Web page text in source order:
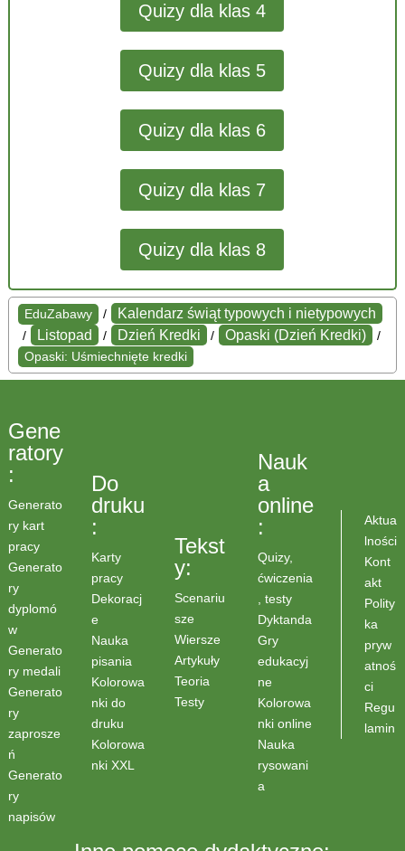
Quizy dla klas 4
Quizy dla klas 5
Quizy dla klas 6
Quizy dla klas 7
Quizy dla klas 8
EduZabawy / Kalendarz świąt typowych i nietypowych
/ Listopad / Dzień Kredki / Opaski (Dzień Kredki)
/
Opaski: Uśmiechnięte kredki
Gene
ratory
:
Generato
ry kart
pracy
Generato
ry
dyplomó
w
Generato
ry medali
Generato
ry
zaprosze
ń
Generato
ry
napisów
Do
druku
:
Karty
pracy
Dekoracj
e
Nauka
pisania
Kolorowa
nki do
druku
Kolorowa
nki XXL
Tekst
y:
Scenariu
sze
Wiersze
Artykuły
Teoria
Testy
Nauk
a
online
:
Quizy,
ćwiczenia
, testy
Dyktanda
Gry
edukacyj
ne
Kolorowa
nki online
Nauka
rysowani
a
Aktua
lności
Kont
akt
Polity
ka
pryw
atnoś
ci
Regu
lamin